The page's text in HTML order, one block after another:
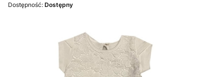
Dostępność: Dostępny